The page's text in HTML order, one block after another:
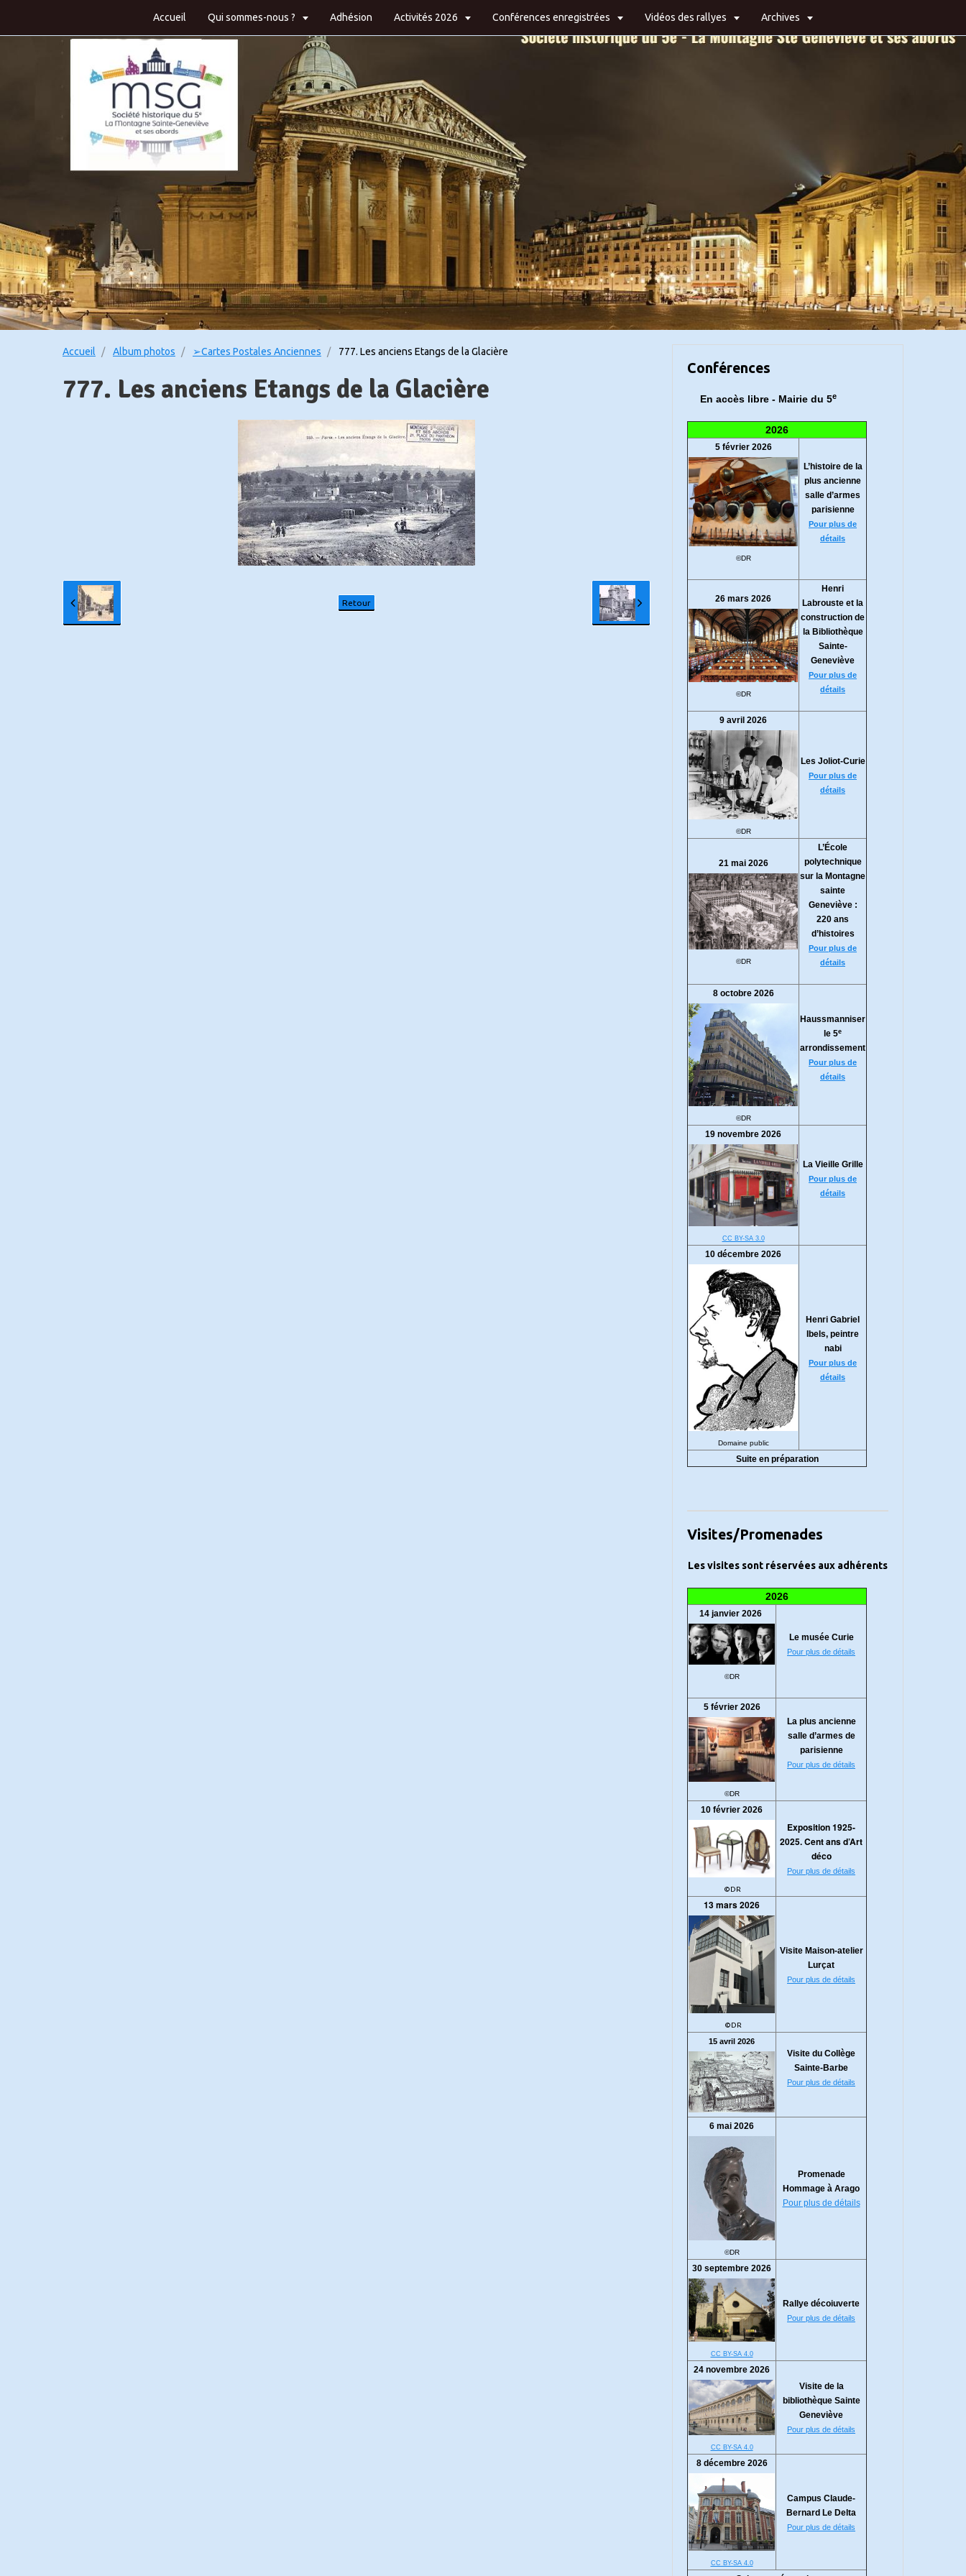
Accueil Qui sommes-nous ? Adhésion Activités 2026 Conférences enregistrées Vidéos des rallyes Archives
Accueil Album photos ➢Cartes Postales Anciennes 777. Les anciens Etangs de la Glacière
777. Les anciens Etangs de la Glacière
Retour
Conférences
En accès libre - Mairie du 5e
2026
5 février 2026
©DR
L’histoire de la
plus ancienne
salle d’armes
parisienne
Pour plus de
détails
26 mars 2026
©DR
Henri
Labrouste et la
construction de
la Bibliothèque
Sainte-
Geneviève
Pour plus de
détails
9 avril 2026
©DR
Les Joliot-Curie
Pour plus de
détails
21 mai 2026
©DR
L’École
polytechnique
sur la Montagne
sainte
Geneviève :
220 ans
d’histoires
Pour plus de
détails
8 octobre 2026
©DR
Haussmanniser
le 5e
arrondissement
Pour plus de
détails
19 novembre 2026
CC BY-SA 3.0
La Vieille Grille
Pour plus de
détails
10 décembre 2026
Domaine public
Henri Gabriel
Ibels, peintre
nabi
Pour plus de
détails
Suite en préparation
Visites/Promenades
Les visites sont réservées aux adhérents
2026
14 janvier 2026
©DR
Le musée Curie
Pour plus de détails
5 février 2026
©DR
La plus ancienne
salle d’armes de
parisienne
Pour plus de détails
10 février 2026
©DR
Exposition 1925-
2025. Cent ans d’Art
déco
Pour plus de détails
13 mars 2026
©DR
Visite Maison-atelier
Lurçat
Pour plus de détails
15 avril 2026
Visite du Collège
Sainte-Barbe
Pour plus de détails
6 mai 2026
©DR
Promenade
Hommage à Arago
Pour plus de détails
30 septembre 2026
CC BY-SA 4.0
Rallye décoiuverte
Pour plus de détails
24 novembre 2026
CC BY-SA 4.0
Visite de la
bibliothèque Sainte
Geneviève
Pour plus de détails
8 décembre 2026
CC BY-SA 4.0
Campus Claude-
Bernard Le Delta
Pour plus de détails